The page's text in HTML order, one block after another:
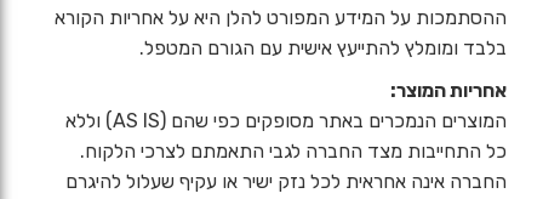
ההסתמכות על המידע המפורט להלן היא על אחריות הקורא
בלבד ומומלץ להתייעץ אישית עם הגורם המטפל.
אחריות המוצר:
המוצרים הנמכרים באתר מסופקים כפי שהם (AS IS) וללא
כל התחייבות מצד החברה לגבי התאמתם לצרכי הלקוח.
החברה אינה אחראית לכל נזק ישיר או עקיף שעלול להיגרם